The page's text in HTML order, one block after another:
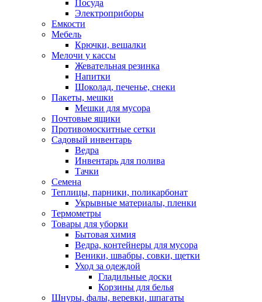
Посуда
Электроприборы
Емкости
Мебель
Крючки, вешалки
Мелочи у кассы
Жевательная резинка
Напитки
Шоколад, печенье, снеки
Пакеты, мешки
Мешки для мусора
Почтовые ящики
Противомоскитные сетки
Садовый инвентарь
Ведра
Инвентарь для полива
Тачки
Семена
Теплицы, парники, поликарбонат
Укрывные материалы, пленки
Термометры
Товары для уборки
Бытовая химия
Ведра, контейнеры для мусора
Веники, швабры, совки, щетки
Уход за одеждой
Гладильные доски
Корзины для белья
Шнуры, фалы, веревки, шпагаты